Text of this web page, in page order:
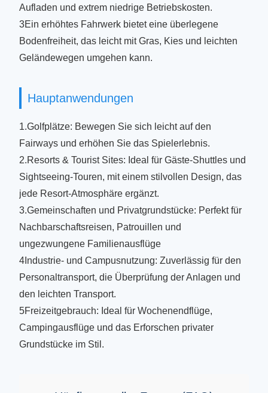
Aufladen und extrem niedrige Betriebskosten.
3Ein erhöhtes Fahrwerk bietet eine überlegene
Bodenfreiheit, das leicht mit Gras, Kies und leichten
Geländewegen umgehen kann.
Hauptanwendungen
1.Golfplätze: Bewegen Sie sich leicht auf den
Fairways und erhöhen Sie das Spielerlebnis.
2.Resorts & Tourist Sites: Ideal für Gäste-Shuttles und
Sightseeing-Touren, mit einem stilvollen Design, das
jede Resort-Atmosphäre ergänzt.
3.Gemeinschaften und Privatgrundstücke: Perfekt für
Nachbarschaftsreisen, Patrouillen und
ungezwungene Familienausflüge
4Industrie- und Campusnutzung: Zuverlässig für den
Personaltransport, die Überprüfung der Anlagen und
den leichten Transport.
5Freizeitgebrauch: Ideal für Wochenendflüge,
Campingausflüge und das Erforschen privater
Grundstücke im Stil.